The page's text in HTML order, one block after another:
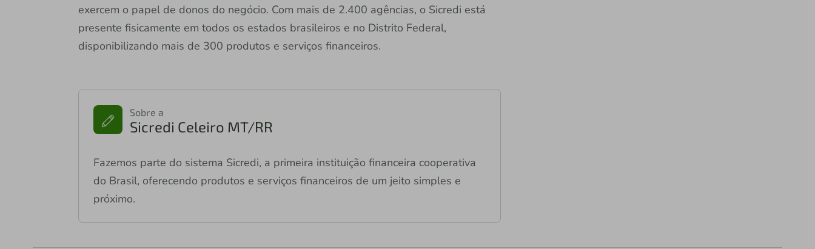
exercem o papel de donos do negócio. Com mais de 2.400 agências, o Sicredi está
presente fisicamente em todos os estados brasileiros e no Distrito Federal,
disponibilizando mais de 300 produtos e serviços financeiros.
Sobre a
Sicredi Celeiro MT/RR
Fazemos parte do sistema Sicredi, a primeira instituição financeira cooperativa
do Brasil, oferecendo produtos e serviços financeiros de um jeito simples e
próximo.